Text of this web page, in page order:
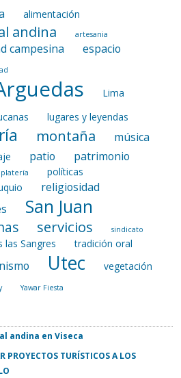
alimentación
andina
artesania
campesina espacio
Lima
lugares y leyendas
montaña música
patio patrimonio
platería
políticas
religiosidad
San Juan
servicios
sindicato
las Sangres tradición oral
Utec vegetación
Yawar Fiesta
andina en Viseca
PROYECTOS TURÍSTICOS A LOS